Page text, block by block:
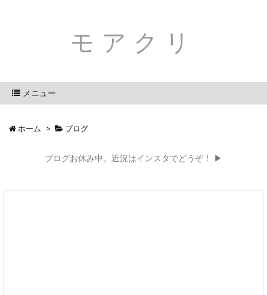
モアクリ
メニュー
ホーム > ブログ
ブログお休み中。近況はインスタでどうぞ！ ▶